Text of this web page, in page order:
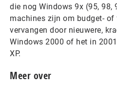
die nog Windows 9x (95, 98,
machines zijn om budget-
vervangen door nieuwere,
Windows 2000 of het in
XP.
Meer over